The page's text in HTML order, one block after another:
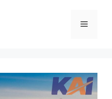
Menu